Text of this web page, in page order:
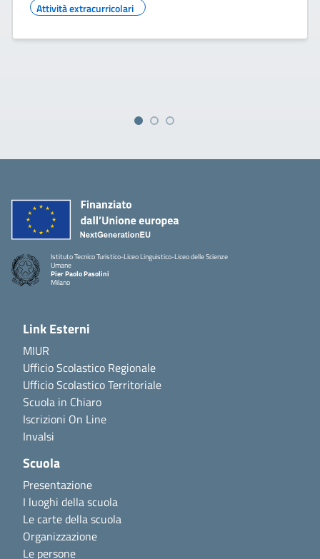
Attività extracurricolari
Istituto Tecnico Turistico-Liceo Linguistico-Liceo delle Scienze
Umane
Pier Paolo Pasolini
Milano
Link Esterni
MIUR
Ufficio Scolastico Regionale
Ufficio Scolastico Territoriale
Scuola in Chiaro
Iscrizioni On Line
Invalsi
Scuola
Presentazione
I luoghi della scuola
Le carte della scuola
Organizzazione
Le persone